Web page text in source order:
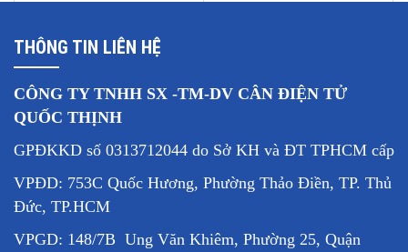
THÔNG TIN LIÊN HỆ
CÔNG TY TNHH SX -TM-DV CÂN ĐIỆN TỬ
QUỐC THỊNH
GPĐKKD số 0313712044 do Sở KH và ĐT TPHCM cấp
VPĐD: 753C Quốc Hương, Phường Thảo Điền, TP. Thủ
Đức, TP.HCM
VPGD: 148/7B Ung Văn Khiêm, Phường 25, Quận